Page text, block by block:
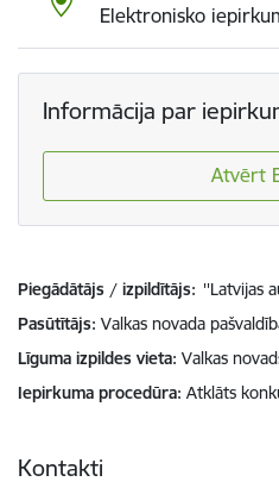
Elektronisko
Informācija par
Atvērt
Piegādātājs / izpildītājs: ''Latvijas
Pasūtītājs Valkas novada
Līguma izpildes vieta Valkas
Iepirkuma procedūra Atklāts
Kontakti